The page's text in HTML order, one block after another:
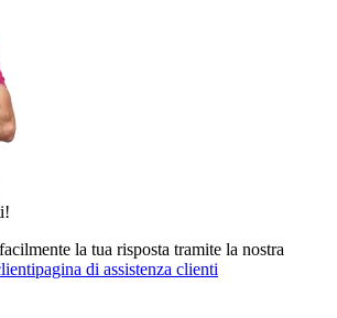
la tua risposta tramite la nostra
pagina di assistenza clienti